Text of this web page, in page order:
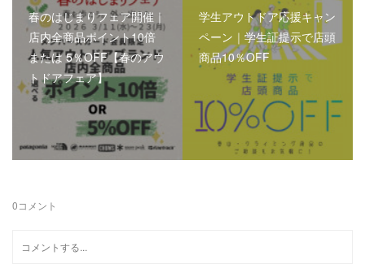
春のはじまりフェア開催｜
店内全商品ポイント10倍
または 5％OFF【春のアウ
トドアフェア】
学生アウトドア応援キャン
ペーン｜学生証提示で店頭
商品10％OFF
0コメント